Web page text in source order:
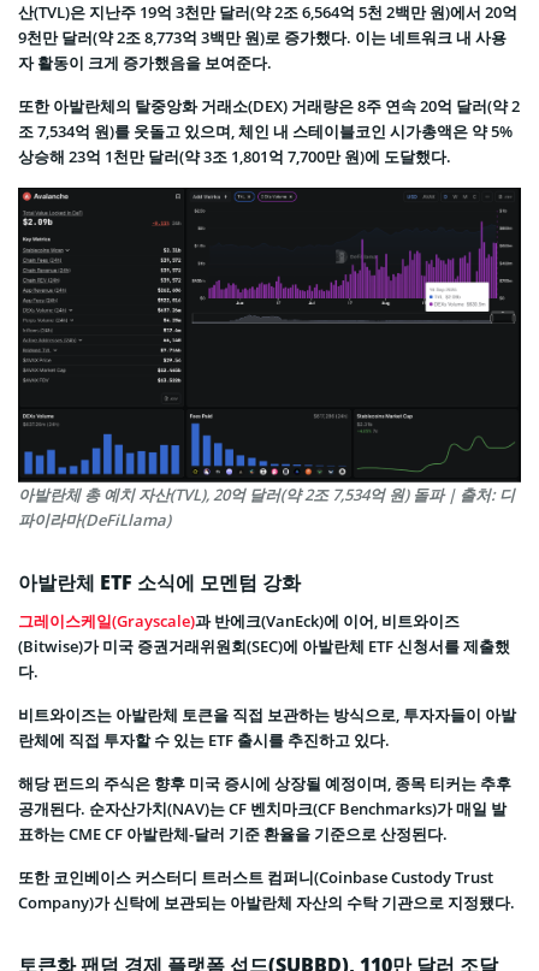
산(TVL)은 지난주 19억 3천만 달러(약 2조 6,564억 5천 2백만 원)에서 20억
9천만 달러(약 2조 8,773억 3백만 원)로 증가했다. 이는 네트워크 내 사용
자 활동이 크게 증가했음을 보여준다.
또한 아발란체의 탈중앙화 거래소(DEX) 거래량은 8주 연속 20억 달러(약 2
조 7,534억 원)를 웃돌고 있으며, 체인 내 스테이블코인 시가총액은 약 5%
상승해 23억 1천만 달러(약 3조 1,801억 7,700만 원)에 도달했다.
아발란체 총 예치 자산(TVL), 20억 달러(약 2조 7,534억 원) 돌파 | 출처: 디
파이라마(DeFiLlama)
아발란체 ETF 소식에 모멘텀 강화
그레이스케일(Grayscale)과 반에크(VanEck)에 이어, 비트와이즈
(Bitwise)가 미국 증권거래위원회(SEC)에 아발란체 ETF 신청서를 제출했
다.
비트와이즈는 아발란체 토큰을 직접 보관하는 방식으로, 투자자들이 아발
란체에 직접 투자할 수 있는 ETF 출시를 추진하고 있다.
해당 펀드의 주식은 향후 미국 증시에 상장될 예정이며, 종목 티커는 추후
공개된다. 순자산가치(NAV)는 CF 벤치마크(CF Benchmarks)가 매일 발
표하는 CME CF 아발란체-달러 기준 환율을 기준으로 산정된다.
또한 코인베이스 커스터디 트러스트 컴퍼니(Coinbase Custody Trust
Company)가 신탁에 보관되는 아발란체 자산의 수탁 기관으로 지정됐다.
토큰화 팬덤 경제 플랫폼 섭드(SUBBD), 110만 달러 조달